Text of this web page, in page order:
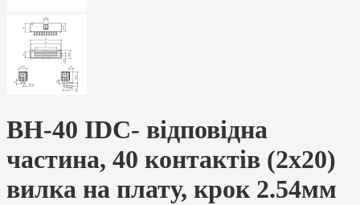
BH-40 IDC- відповідна
частина, 40 контактів (2х20)
вилка на плату, крок 2.54мм